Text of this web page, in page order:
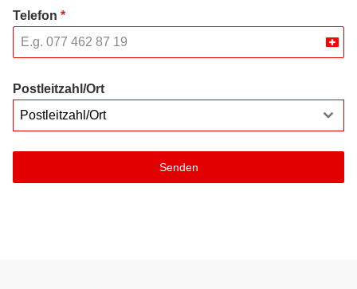
Telefon *
Postleitzahl/Ort
Postleitzahl/Ort
Senden